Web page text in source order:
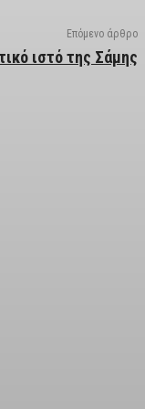
Επόμενο άρθρο
ιστό της Σάμης